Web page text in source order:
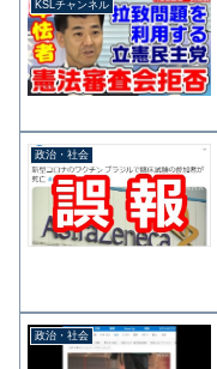
KSLチャンネル
政治・社会
政治・社会